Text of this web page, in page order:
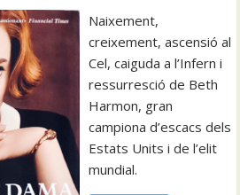
Naixement,
creixement, ascensió al
Cel, caiguda a l’Infern i
ressurresció de Beth
Harmon, gran
campiona d’escacs dels
Estats Units i de l’elit
mundial.